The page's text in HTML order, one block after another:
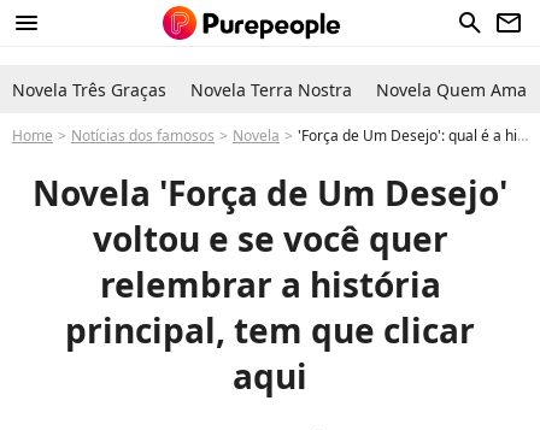
menu search newsletter
Novela Três Graças Novela Terra Nostra Novela Quem Ama
Home Notícias dos famosos Novela 'Força de Um Desejo': qual é a história da novela de época? Em que ano passou?
Novela 'Força de Um Desejo'
voltou e se você quer
relembrar a história
principal, tem que clicar
aqui